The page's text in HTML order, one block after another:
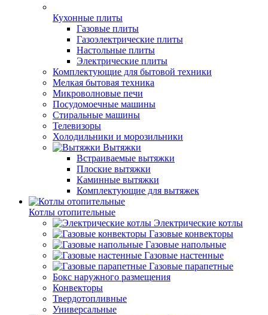
Кухонные плиты
Газовые плиты
Газоэлектрические плиты
Настольные плиты
Электрические плиты
Комплектующие для бытовой техники
Мелкая бытовая техника
Микроволновые печи
Посудомоечные машины
Стиральные машины
Телевизоры
Холодильники и морозильники
Вытяжки
Встраиваемые вытяжки
Плоские вытяжки
Каминные вытяжки
Комплектующие для вытяжек
Котлы отопительные
Электрические котлы
Газовые конвекторы
Газовые напольные
Газовые настенные
Газовые парапетные
Бокс наружного размещения
Конвекторы
Твердотопливные
Универсальные